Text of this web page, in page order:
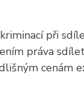
při
práva